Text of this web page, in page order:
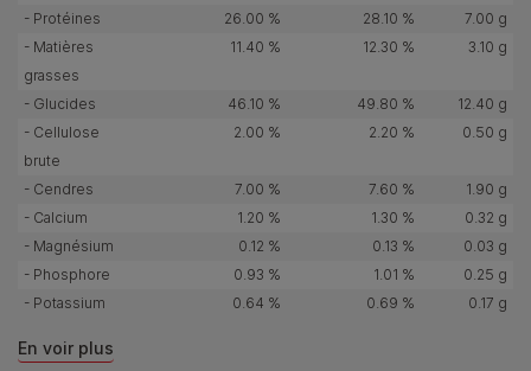
- Protéines
26.00 % 28.10 %
7.00 g
- Matières
grasses
11.40 % 12.30 % 3.10 g
- Glucides 46.10 % 49.80 %
12.40 g
- Cellulose
brute
2.00 % 2.20 % 0.50 g
- Cendres 7.00 % 7.60 %
1.90 g
- Calcium
1.20 % 1.30 %
0.32 g
- Magnésium
0.12 % 0.13 %
0.03 g
- Phosphore
0.93 % 1.01 %
0.25 g
- Potassium
0.64 % 0.69 % 0.17 g
En voir plus